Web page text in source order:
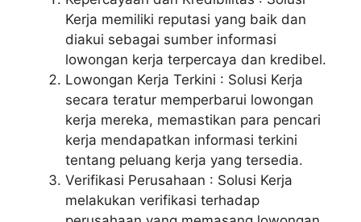
Kerja memiliki reputasi yang baik dan
diakui sebagai sumber informasi
lowongan kerja terpercaya dan kredibel.
Lowongan Kerja Terkini : Solusi Kerja
secara teratur memperbarui lowongan
kerja mereka, memastikan para pencari
kerja mendapatkan informasi terkini
tentang peluang kerja yang tersedia.
Verifikasi Perusahaan : Solusi Kerja
melakukan verifikasi terhadap